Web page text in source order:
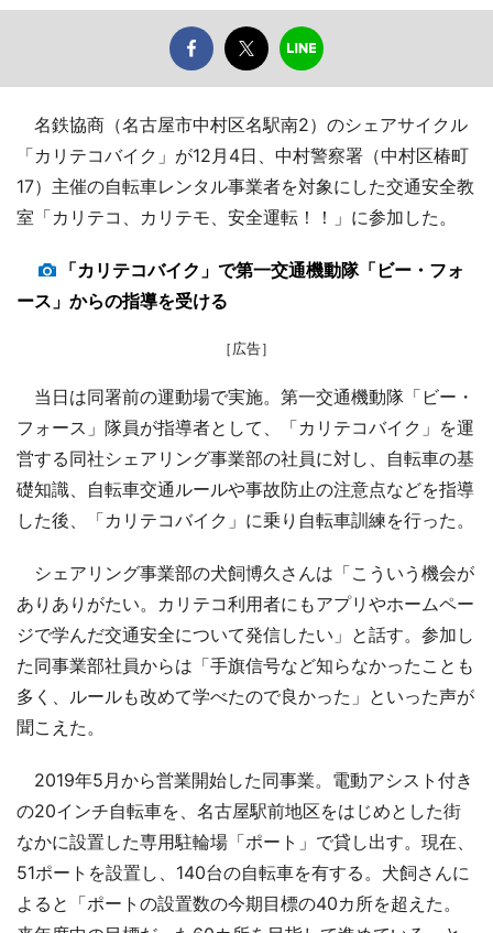
名鉄協商（名古屋市中村区名駅南2）のシェアサイクル
「カリテコバイク」が12月4日、中村警察署（中村区椿町
17）主催の自転車レンタル事業者を対象にした交通安全教
室「カリテコ、カリテモ、安全運転！！」に参加した。
「カリテコバイク」で第一交通機動隊「ビー・フォ
ース」からの指導を受ける
［広告］
当日は同署前の運動場で実施。第一交通機動隊「ビー・
フォース」隊員が指導者として、「カリテコバイク」を運
営する同社シェアリング事業部の社員に対し、自転車の基
礎知識、自転車交通ルールや事故防止の注意点などを指導
した後、「カリテコバイク」に乗り自転車訓練を行った。
シェアリング事業部の犬飼博久さんは「こういう機会が
ありありがたい。カリテコ利用者にもアプリやホームペー
ジで学んだ交通安全について発信したい」と話す。参加し
た同事業部社員からは「手旗信号など知らなかったことも
多く、ルールも改めて学べたので良かった」といった声が
聞こえた。
2019年5月から営業開始した同事業。電動アシスト付き
の20インチ自転車を、名古屋駅前地区をはじめとした街
なかに設置した専用駐輪場「ポート」で貸し出す。現在、
51ポートを設置し、140台の自転車を有する。犬飼さんに
よると「ポートの設置数の今期目標の40カ所を超えた。